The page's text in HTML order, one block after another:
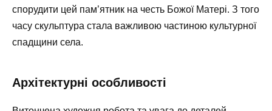
спорудити цей пам’ятник на честь Божої Матері. З того
часу скульптура стала важливою частиною культурної
спадщини села.
Архітектурні особливості